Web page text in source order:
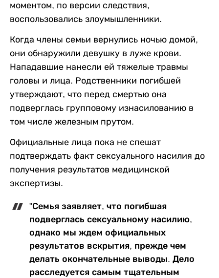
моментом, по версии следствия,
воспользовались злоумышленники.
Когда члены семьи вернулись ночью домой,
они обнаружили девушку в луже крови.
Нападавшие нанесли ей тяжелые травмы
головы и лица. Родственники погибшей
утверждают, что перед смертью она
подверглась групповому изнасилованию в
том числе железным прутом.
Официальные лица пока не спешат
подтверждать факт сексуального насилия до
получения результатов медицинской
экспертизы.
"Семья заявляет, что погибшая
подверглась сексуальному насилию,
однако мы ждем официальных
результатов вскрытия, прежде чем
делать окончательные выводы. Дело
расследуется самым тщательным